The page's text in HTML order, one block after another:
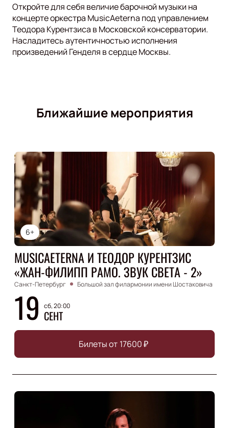
Откройте для себя величие барочной музыки на
концерте оркестра MusicAeterna под управлением
Теодора Курентзиса в Московской консерватории.
Насладитесь аутентичностью исполнения
произведений Генделя в сердце Москвы.
Ближайшие мероприятия
6+
MUSICAETERNA И ТЕОДОР КУРЕНТЗИС
«ЖАН-ФИЛИПП РАМО. ЗВУК СВЕТА - 2»
Санкт-Петербург Большой зал филармонии имени Шостаковича
19 сб, 20:00
СЕНТ
Билеты от 17600₽